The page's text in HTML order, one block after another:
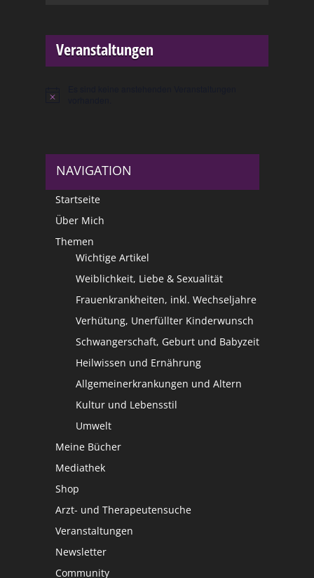
Veranstaltungen
Hinweis
NAVIGATION
Startseite
Über Mich
Themen
Wichtige Artikel
Weiblichkeit, Liebe & Sexualität
Frauenkrankheiten, inkl. Wechseljahre
Verhütung, Unerfüllter Kinderwunsch
Schwangerschaft, Geburt und Babyzeit
Heilwissen und Ernährung
Allgemeinerkrankungen und Altern
Kultur und Lebensstil
Umwelt
Meine Bücher
Mediathek
Shop
Arzt- und Therapeutensuche
Veranstaltungen
Newsletter
Community